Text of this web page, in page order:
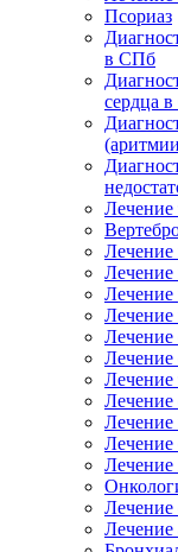
Псориаз
в СПб
сердца
Лечение
Лечение
Лечение
Лечение
Лечение
Лечение
Лечение
Лечение
Лечение
Лечение
Лечение
Лечение
Лечение